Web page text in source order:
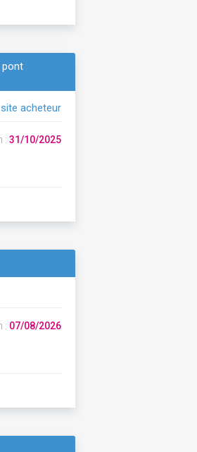
pont
acheteur
: 31/10/2025
: 07/08/2026